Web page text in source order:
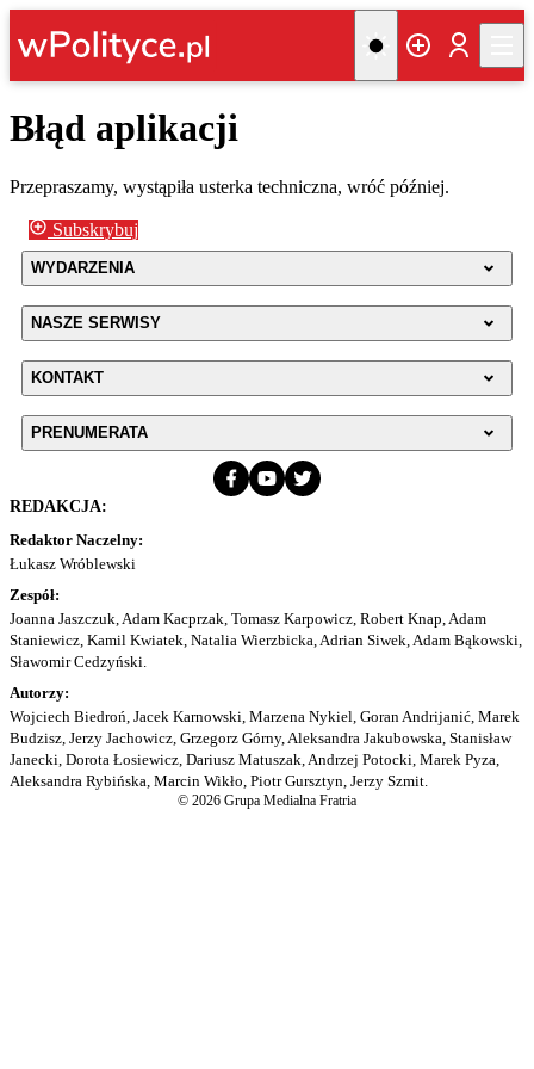
Błąd aplikacji
Przepraszamy, wystąpiła usterka techniczna, wróć później.
Subskrybuj
WYDARZENIA
NASZE SERWISY
KONTAKT
PRENUMERATA
REDAKCJA:
Redaktor Naczelny:
Łukasz Wróblewski
Zespół:
Joanna Jaszczuk, Adam Kacprzak, Tomasz Karpowicz, Robert Knap, Adam
Staniewicz, Kamil Kwiatek, Natalia Wierzbicka, Adrian Siwek, Adam Bąkowski,
Sławomir Cedzyński.
Autorzy:
Wojciech Biedroń, Jacek Karnowski, Marzena Nykiel, Goran Andrijanić, Marek
Budzisz, Jerzy Jachowicz, Grzegorz Górny, Aleksandra Jakubowska, Stanisław
Janecki, Dorota Łosiewicz, Dariusz Matuszak, Andrzej Potocki, Marek Pyza,
Aleksandra Rybińska, Marcin Wikło, Piotr Gursztyn, Jerzy Szmit.
© 2026 Grupa Medialna Fratria